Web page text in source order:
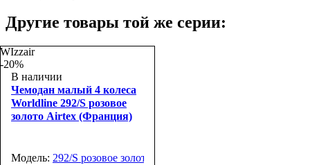
Другие товары той же серии:
WIzzair
-20%
В наличии
Чемодан малый 4 колеса
Worldline 292/S розовое
золото Airtex (Франция)
Модель: 292/S розовое золото